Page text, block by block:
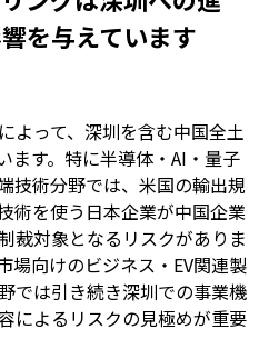
を与えています
よって、深圳を含む中国全土
ます。特に半導体・AI・量子
技術分野では、米国の輸出規
術を使う日本企業が中国企業
裁対象となるリスクがありま
場向けのビジネス・EV関連製
では引き続き深圳での事業機
によるリスクの見極めが重要